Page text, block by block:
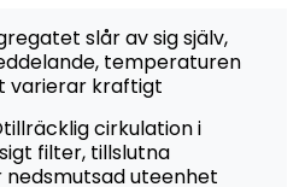
slår av sig själv,
temperaturen
varierar kraftigt
cirkulation i
filter, tillslutna
uteenhet